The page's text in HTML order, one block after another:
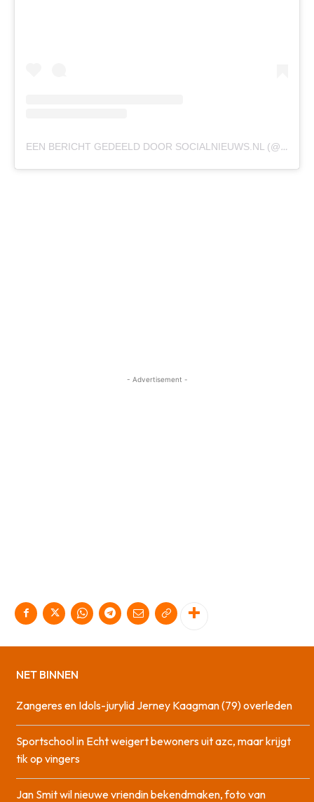
EEN BERICHT GEDEELD DOOR SOCIALNIEUWS.NL (@SOCIALNIEUWSNL_)
- Advertisement -
NET BINNEN
Zangeres en Idols-jurylid Jerney Kaagman (79) overleden
Sportschool in Echt weigert bewoners uit azc, maar krijgt
tik op vingers
Jan Smit wil nieuwe vriendin bekendmaken, foto van